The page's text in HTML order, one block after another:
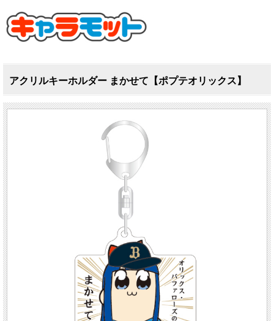
アクリルキーホルダー まかせて【ポプテオリックス】